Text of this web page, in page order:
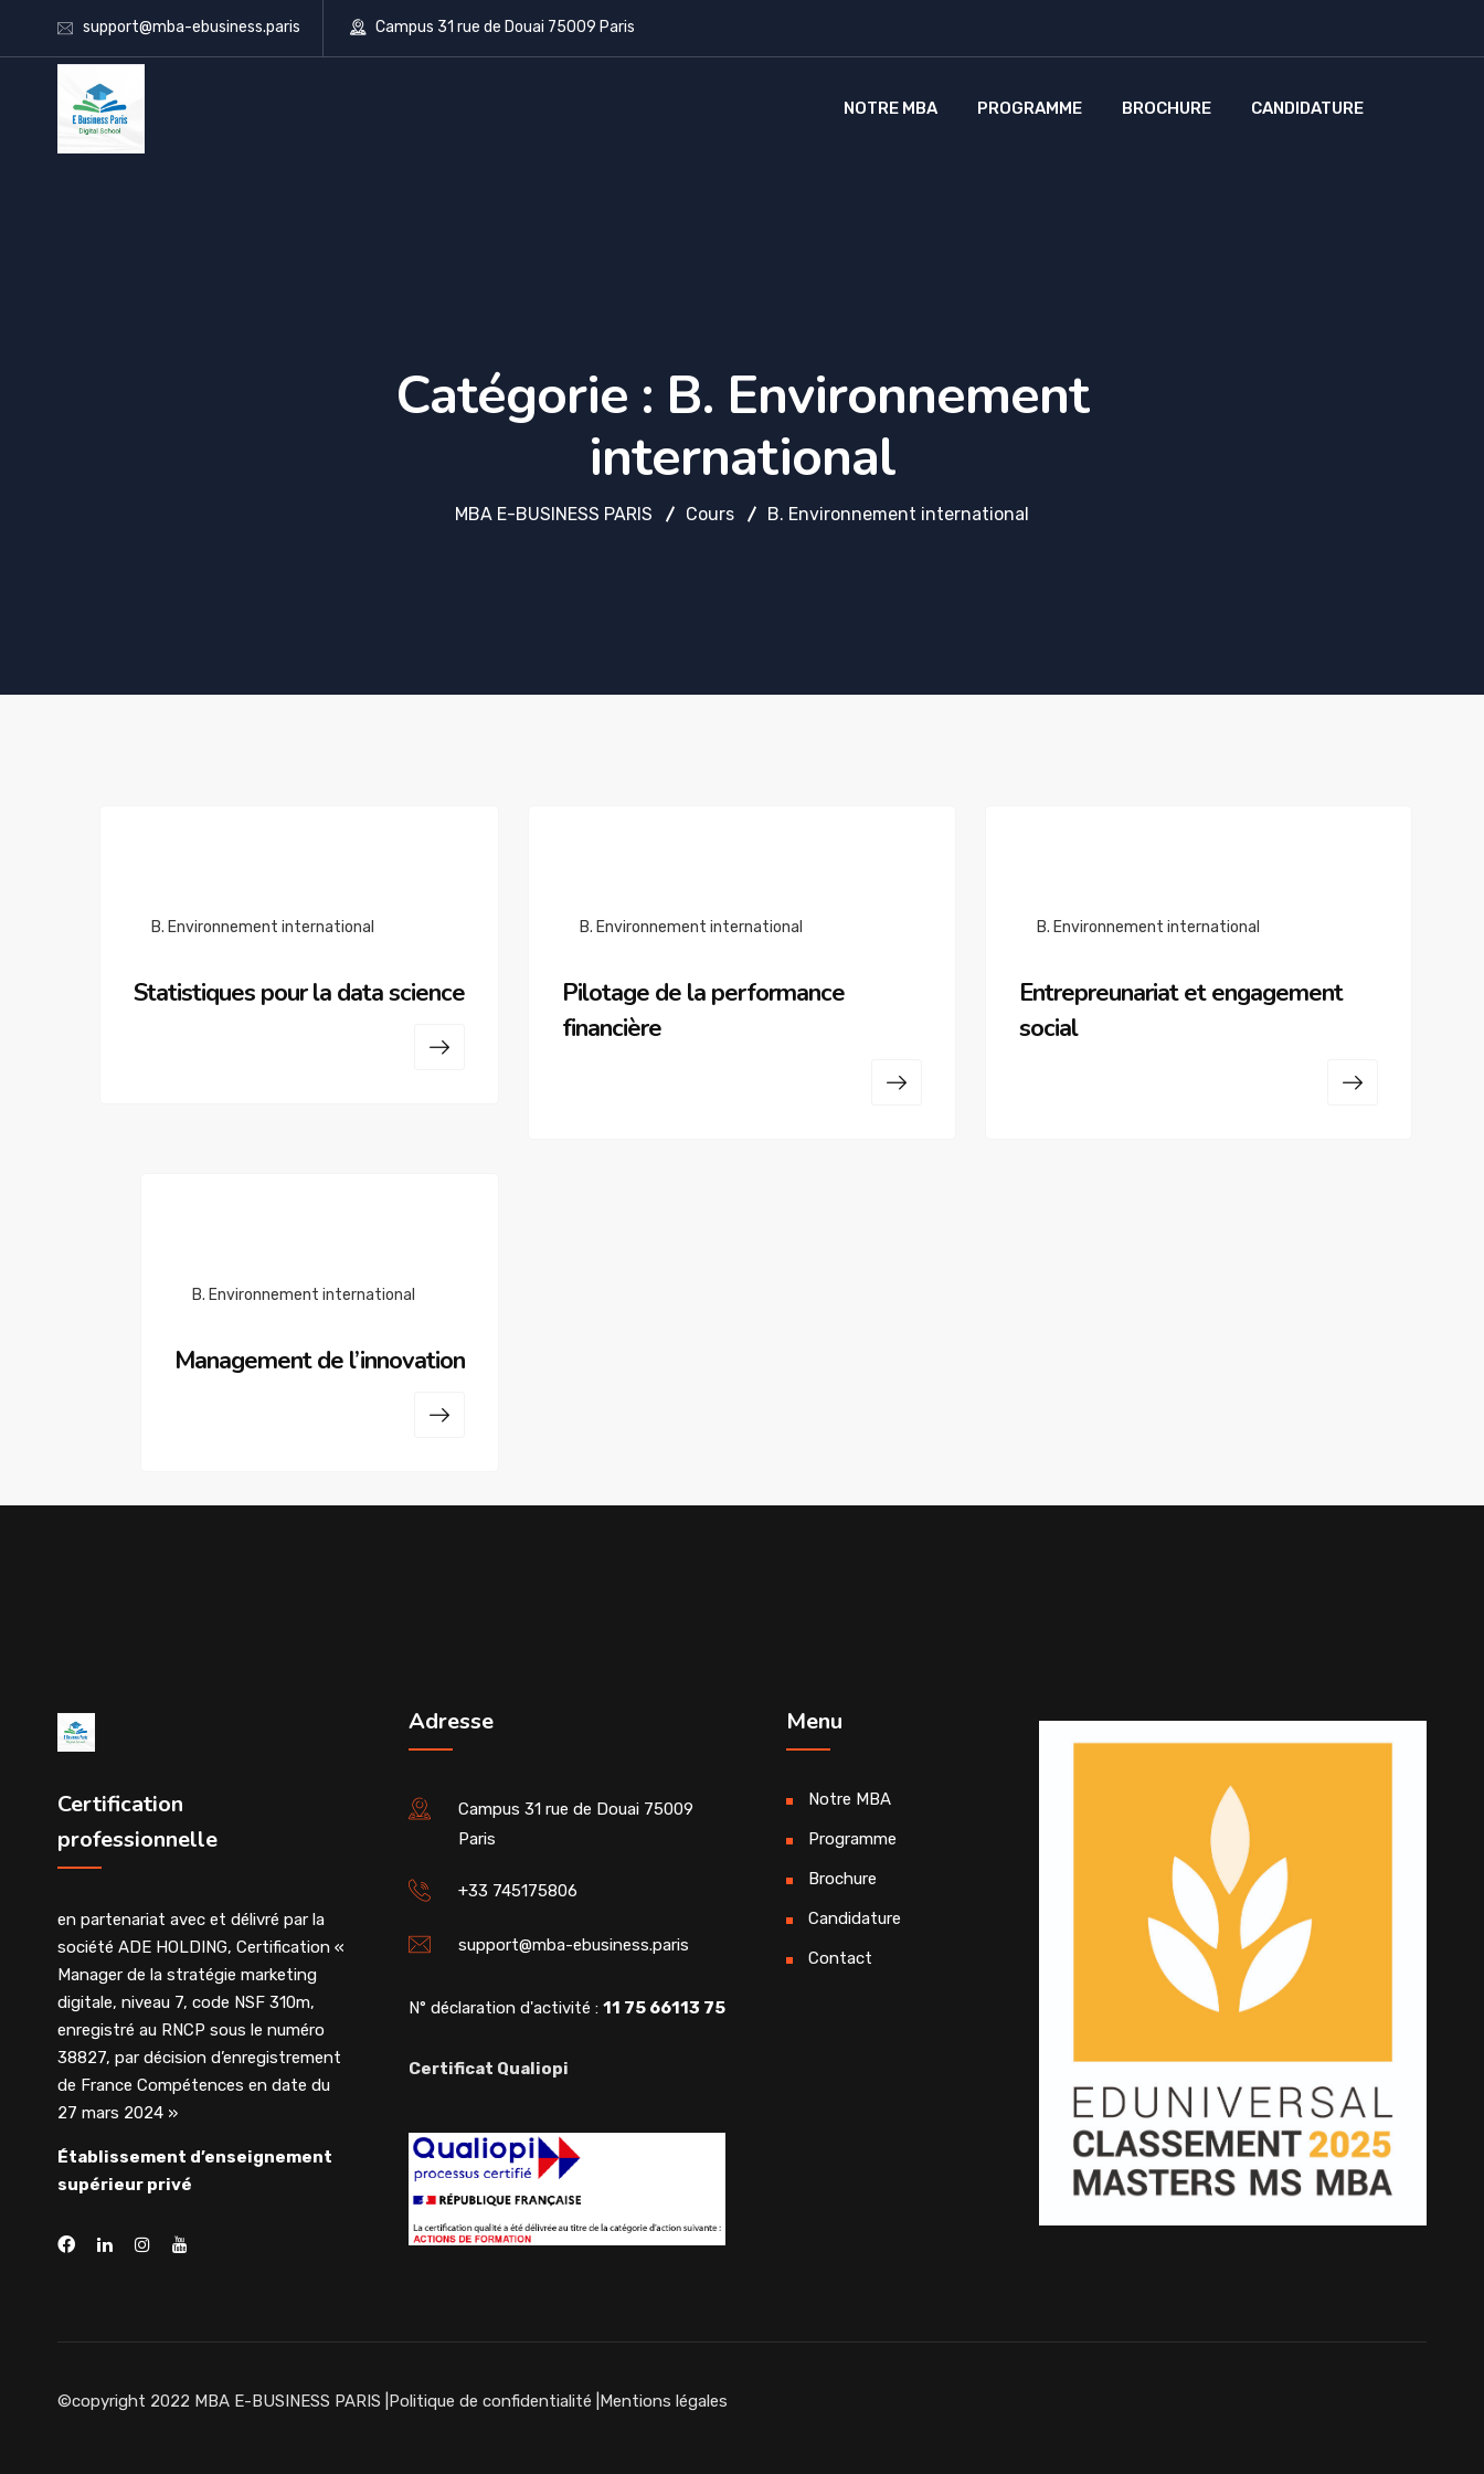
support@mba-ebusiness.paris Campus 31 rue de Douai 75009 Paris
NOTRE MBA PROGRAMME BROCHURE CANDIDATURE
Catégorie : B. Environnement
international
MBA E-BUSINESS PARIS Cours B. Environnement international
B. Environnement international
Statistiques pour la data science
B. Environnement international
Pilotage de la performance
financière
B. Environnement international
Entrepreunariat et engagement
social
B. Environnement international
Management de l’innovation
Certification
professionnelle
en partenariat avec et délivré par la
société ADE HOLDING, Certification «
Manager de la stratégie marketing
digitale, niveau 7, code NSF 310m,
enregistré au RNCP sous le numéro
38827, par décision d’enregistrement
de France Compétences en date du
27 mars 2024 »
Établissement d’enseignement
supérieur privé
Adresse
Campus 31 rue de Douai 75009
Paris
+33 745175806
support@mba-ebusiness.paris
N° déclaration d'activité : 11 75 66113 75
Certificat Qualiopi
Menu
Notre MBA
Programme
Brochure
Candidature
Contact
©copyright 2022 MBA E-BUSINESS PARIS | Politique de confidentialité Mentions légales